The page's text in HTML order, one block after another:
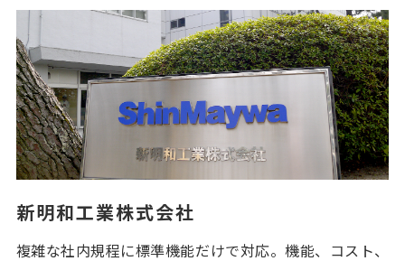
新明和工業株式会社
複雑な社内規程に標準機能だけで対応。機能、コスト、